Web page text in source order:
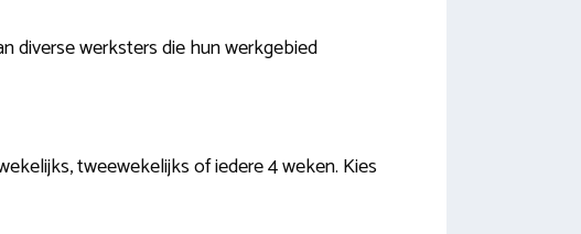
diverse werksters die hun werkgebied
tweewekelijks of iedere 4 weken. Kies